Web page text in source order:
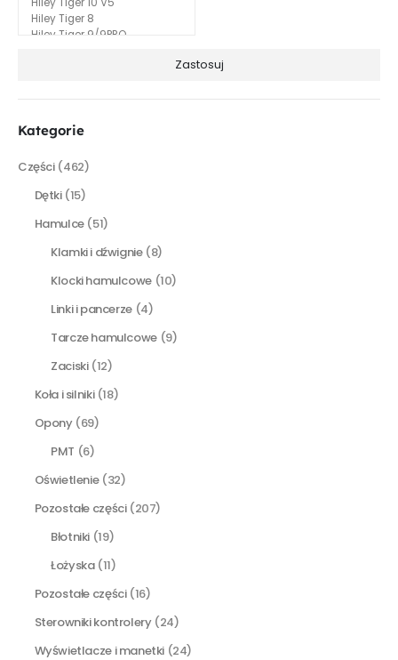
Zastosuj
Kategorie
Części (462)
Dętki (15)
Hamulce (51)
Klamki i dźwignie (8)
Klocki hamulcowe (10)
Linki i pancerze (4)
Tarcze hamulcowe (9)
Zaciski (12)
Koła i silniki (18)
Opony (69)
PMT (6)
Oświetlenie (32)
Pozostałe części (207)
Błotniki (19)
Łożyska (11)
Pozostałe części (16)
Sterowniki kontrolery (24)
Wyświetlacze i manetki (24)